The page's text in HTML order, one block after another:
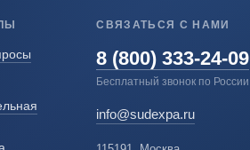
СВЯЗАТЬСЯ С НАМИ
8 (800) 333-24-09
Бесплатный звонок по России
info@sudexpa.ru